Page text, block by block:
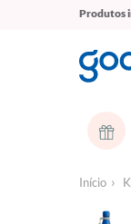
Produtos
Início